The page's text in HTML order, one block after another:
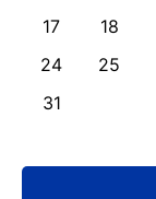
17
18
24
25
31